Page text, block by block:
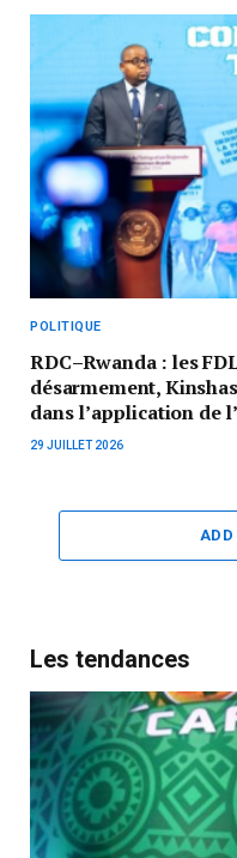
POLITIQUE
RDC–Rwanda : les
désarmement,
dans l’application de
29 JUILLET 2026
Les tendances